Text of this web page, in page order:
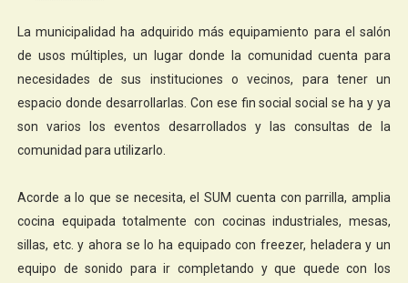
La municipalidad ha adquirido más equipamiento para el salón
de usos múltiples, un lugar donde la comunidad cuenta para
necesidades de sus instituciones o vecinos, para tener un
espacio donde desarrollarlas. Con ese fin social social se ha y ya
son varios los eventos desarrollados y las consultas de la
comunidad para utilizarlo.
Acorde a lo que se necesita, el SUM cuenta con parrilla, amplia
cocina equipada totalmente con cocinas industriales, mesas,
sillas, etc. y ahora se lo ha equipado con freezer, heladera y un
equipo de sonido para ir completando y que quede con los